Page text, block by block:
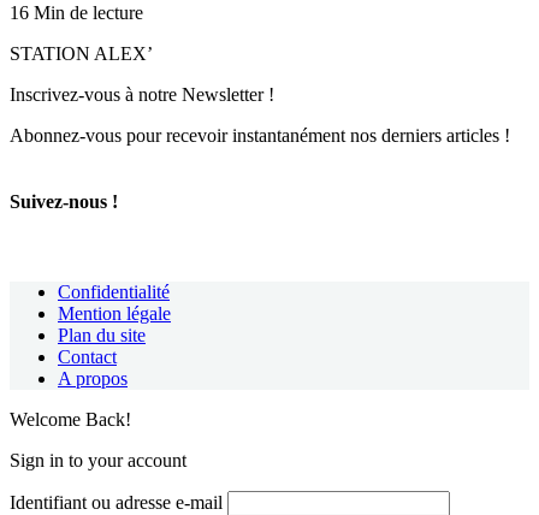
16 Min de lecture
STATION ALEX’
Inscrivez-vous à notre Newsletter !
Abonnez-vous pour recevoir instantanément nos derniers articles !
Suivez-nous !
Confidentialité
Mention légale
Plan du site
Contact
A propos
Welcome Back!
Sign in to your account
Identifiant ou adresse e-mail